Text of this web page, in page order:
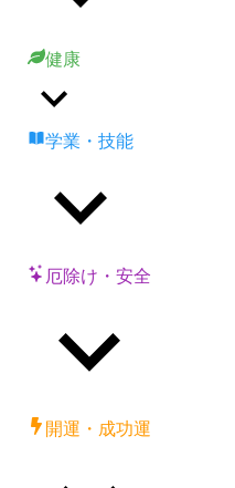
健康
学業・技能
厄除け・安全
開運・成功運